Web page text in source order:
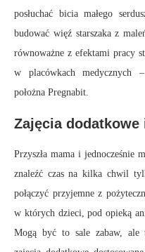
posłuchać bicia małego
budować więź starszaka z
równoważne z efektami pracy
w placówkach medycznych –
położna Pregnabit.
Zajęcia
Przyszła mama i jednocześnie
znaleźć czas na kilka chwil
połączyć przyjemne z
w których dzieci, pod opieką
Mogą być to sale zabaw, ale